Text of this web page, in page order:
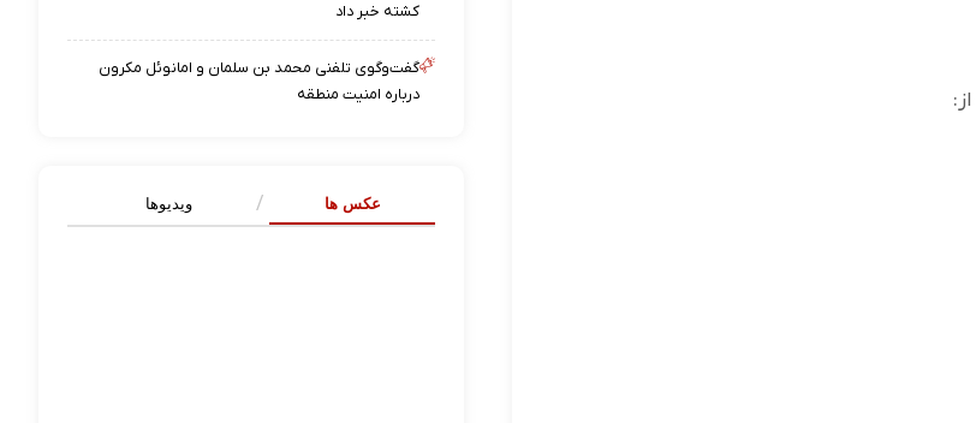
کشته خبر داد
گفت‌وگوی تلفنی محمد بن سلمان و امانوئل مکرون
درباره امنیت منطقه
عکس ها ویدیوها